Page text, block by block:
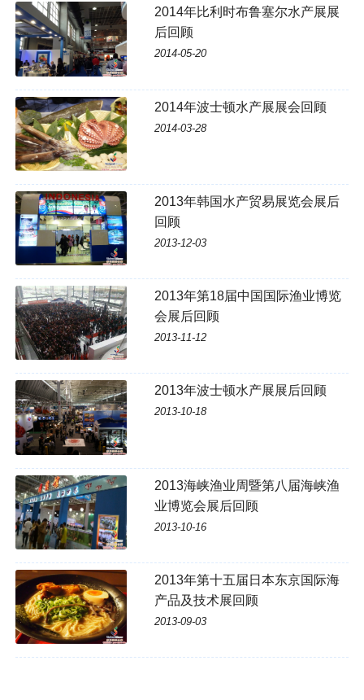
2014年比利时布鲁塞尔水产展展
后回顾
2014-05-20
2014年波士顿水产展展会回顾
2014-03-28
2013年韩国水产贸易展览会展后
回顾
2013-12-03
2013年第18届中国国际渔业博览
会展后回顾
2013-11-12
2013年波士顿水产展展后回顾
2013-10-18
2013海峡渔业周暨第八届海峡渔
业博览会展后回顾
2013-10-16
2013年第十五届日本东京国际海
产品及技术展回顾
2013-09-03